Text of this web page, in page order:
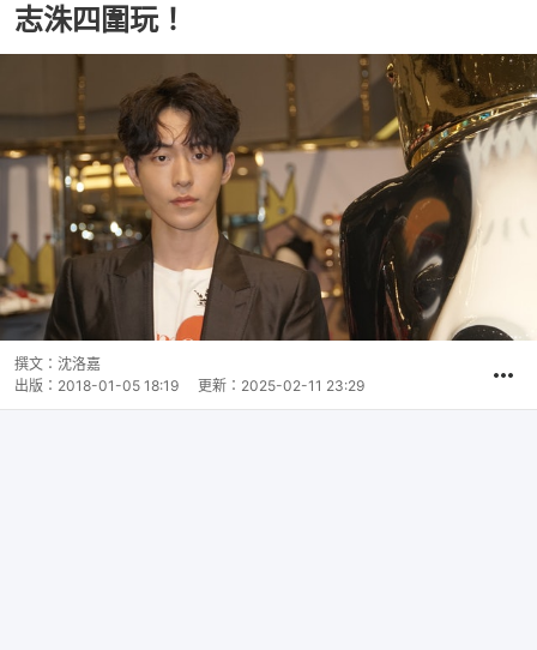
志洙四圍玩！
撰文： 沈洛嘉
出版： 2018-01-05 18:19 更新： 2025-02-11 23:29